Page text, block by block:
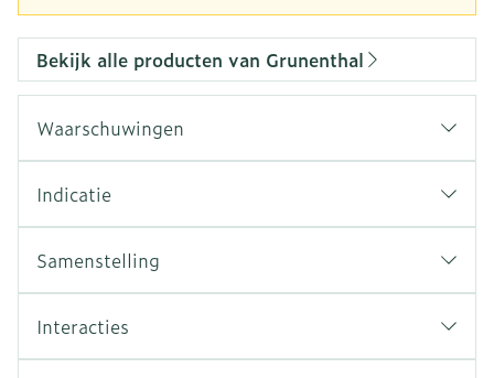
Bekijk alle producten van Grunenthal
Waarschuwingen
Indicatie
Samenstelling
Interacties